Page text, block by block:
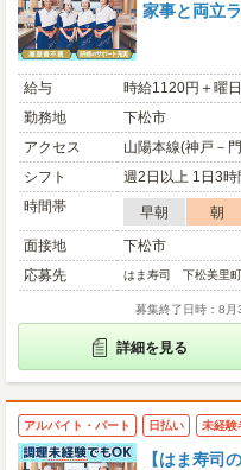
家事と両立
給与
時給1120円＋曜
勤務地
下松市
アクセス
山陽本線(神戸－
シフト
週2日以上 1日3時
時間帯
早朝 朝
面接地
下松市
応募先
はま寿司 下松美里
募集終了日時：8月
詳細を見る
アルバイト・パート 日払い 未経験
【はま寿司